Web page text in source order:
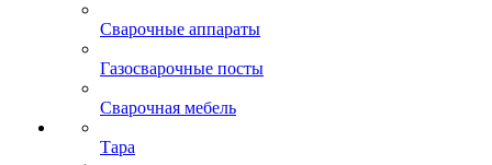
Сварочные аппараты
Газосварочные посты
Сварочная мебель
Тара